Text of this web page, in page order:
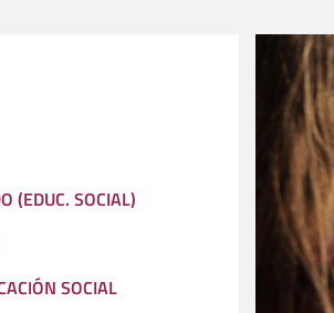
(EDUC. SOCIAL)
SOCIAL